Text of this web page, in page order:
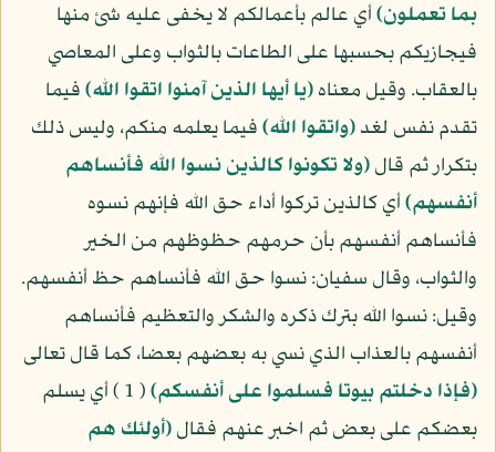
بما تعملون)أي عالم بأعمالكم لا يخفى عليه شئ منها
فيجازيكم بحسبها على الطاعات بالثواب وعلى المعاصي
بالعقاب. وقيل معناه(يا أيها الذين آمنوا اتقوا الله)فيما
تقدم نفس لغد(واتقوا الله)فيما يعلمه منكم، وليس ذلك
بتكرار ثم قال(ولا تكونوا كالذين نسوا الله فأنساهم
أنفسهم)أي كالذين تركوا أداء حق الله فإنهم نسوه
فأنساهم أنفسهم بأن حرمهم حظوظهم من الخير
والثواب، وقال سفيان: نسوا حق الله فأنساهم حظ أنفسهم.
وقيل: نسوا الله بترك ذكره والشكر والتعظيم فأنساهم
أنفسهم بالعذاب الذي نسي به بعضهم بعضا، كما قال تعالى
(فإذا دخلتم بيوتا فسلموا على أنفسكم)
( 1 ) أي يسلم
بعضكم على بعض ثم اخبر عنهم فقال(أولئك هم